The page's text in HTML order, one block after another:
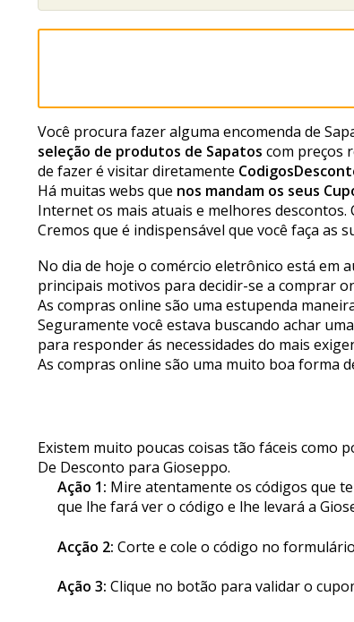
Você procura fazer alguma encomenda de
seleção de produtos de Sapatos com preços
de fazer é visitar diretamente
Há muitas webs que nos mandam os seus
Internet os mais atuais e melhores descontos.
Cremos que é indispensável que você faça
No dia de hoje o comércio eletrônico está em
principais motivos para decidir-se a comprar
As compras online são uma estupenda
Seguramente você estava buscando achar
para responder ás necessidades do mais
As compras online são uma muito boa forma
Existem muito poucas coisas tão fáceis como
De Desconto para Gioseppo.
Ação 1: Mire atentamente os códigos que
que lhe fará ver o código e lhe levará a
Acção 2: Corte e cole o código no
Ação 3: Clique no botão para validar o